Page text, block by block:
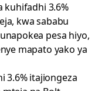
kuhifadhi 3.6%
kwa sababu
pesa hiyo,
mapato yako ya
3.6% itajiongeza